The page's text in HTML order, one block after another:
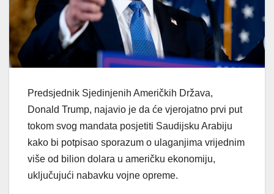
Predsjednik Sjedinjenih Američkih Država,
Donald Trump, najavio je da će vjerojatno prvi put
tokom svog mandata posjetiti Saudijsku Arabiju
kako bi potpisao sporazum o ulaganjima vrijednim
više od bilion dolara u američku ekonomiju,
uključujući nabavku vojne opreme.